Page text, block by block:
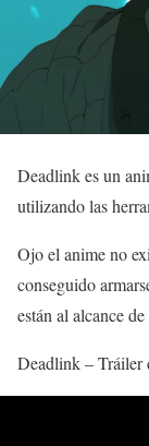
Deadlink es un
utilizando las
Ojo el anime no
conseguido
están al alcance
Deadlink – Tráiler